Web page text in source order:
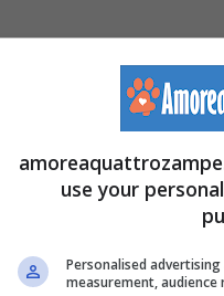
che vivono nella
insumpdell’acqua
perditedall’acquario e
use your
Personalised
measurement, audience